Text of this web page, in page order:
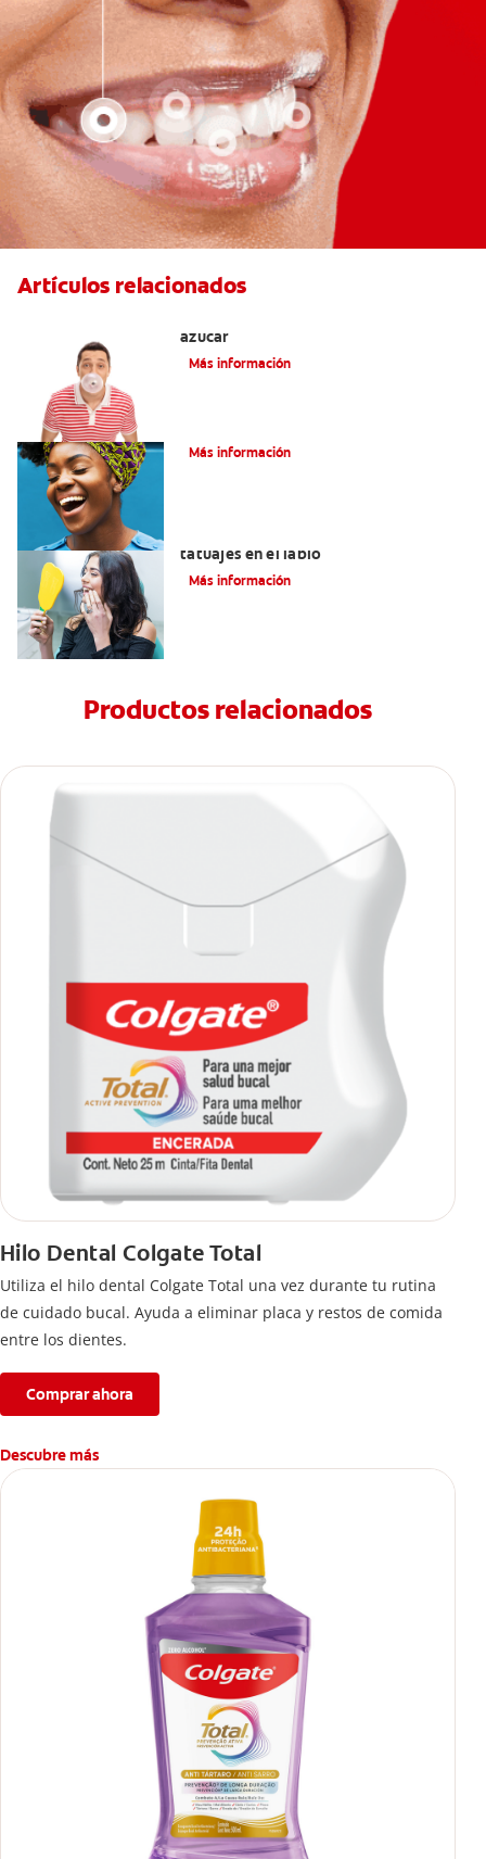
Artículos relacionados
azúcar
Más información
Más información
tatuajes en el labio
Más información
Productos relacionados
Hilo Dental Colgate Total
Utiliza el hilo dental Colgate Total una vez durante tu rutina
de cuidado bucal. Ayuda a eliminar placa y restos de comida
entre los dientes.
Comprar ahora
Descubre más